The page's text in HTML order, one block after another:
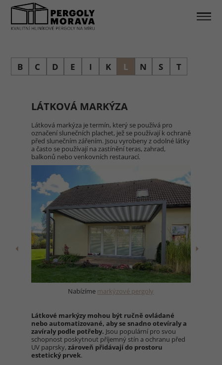
B C D E I K L N S T
LÁTKOVÁ MARKÝZA
Látková markýza je termín, který se používá pro
označení slunečních plachet, jež se používají k ochraně
před slunečním zářením. Jsou vyrobeny z odolné látky
a často se používají na zastínění teras, zahrad,
balkonů nebo venkovních restaurací.
Nabízíme markýzové pergoly
Látkové markýzy mohou být ručně ovládané
nebo automatizované, aby se snadno otevíraly a
zavíraly podle potřeby. Jsou populární pro svou
schopnost poskytnout příjemný stín a ochranu před
UV paprsky,zároveň přidávají do prostoru
estetický prvek.